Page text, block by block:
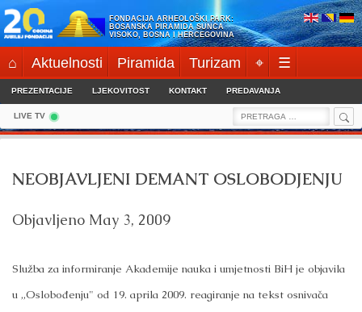
Skip
to
content
FONDACIJA ARHEOLOŠKI PARK:
BOSANSKA PIRAMIDA SUNCA
VISOKO, BOSNA I HERCEGOVINA
⌂ Aktuelnosti Piramida Turizam ⌖ ☰
PREZENTACIJE LJEKOVITOST KONTAKT PREDAVANJA
LIVE TV
Search
for:
NEOBJAVLJENI DEMANT OSLOBODJENJU
Objavljeno May 3, 2009
Služba za informiranje Akademije nauka i umjetnosti BiH je objavila
u „Oslobođenju" od 19. aprila 2009. reagiranje na tekst osnivača